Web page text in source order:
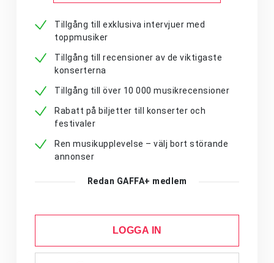
Tillgång till exklusiva intervjuer med
toppmusiker
Tillgång till recensioner av de viktigaste
konserterna
Tillgång till över 10 000 musikrecensioner
Rabatt på biljetter till konserter och
festivaler
Ren musikupplevelse – välj bort störande
annonser
Redan GAFFA+ medlem
LOGGA IN